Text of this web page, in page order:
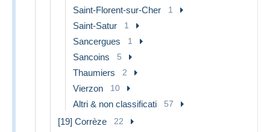
Saint-Florent-sur-Cher 1
Saint-Satur 1
Sancergues 1
Sancoins 5
Thaumiers 2
Vierzon 10
Altri & non classificati 57
[19] Corrèze 22